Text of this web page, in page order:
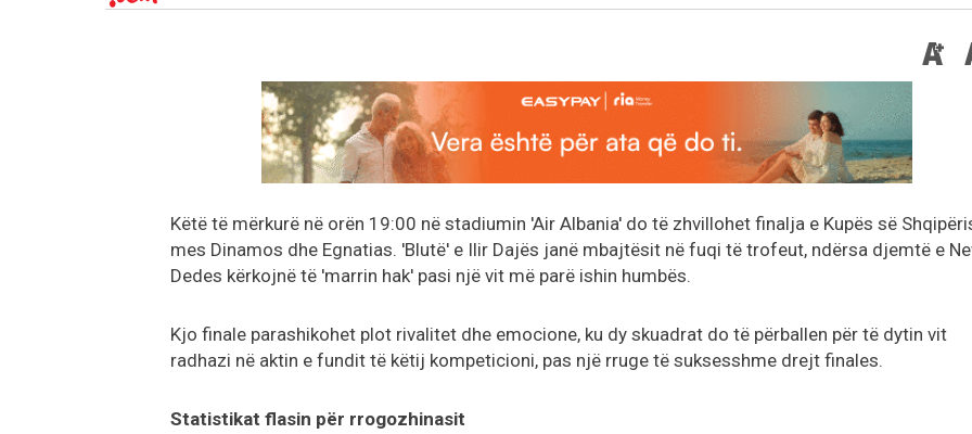
Këtë të mërkurë në orën 19:00 në stadiumin 'Air Albania' do të zhvillohet finalja e Kupës së
mes Dinamos dhe Egnatias. 'Blutë' e Ilir Dajës janë mbajtësit në fuqi të trofeut, ndërsa djemtë e
Dedes kërkojnë të 'marrin hak' pasi një vit më parë ishin humbës.
Kjo finale parashikohet plot rivalitet dhe emocione, ku dy skuadrat do të përballen për të dytin vit
radhazi në aktin e fundit të këtij kompeticioni, pas një rruge të suksesshme drejt finales.
Statistikat flasin për rrogozhinasit